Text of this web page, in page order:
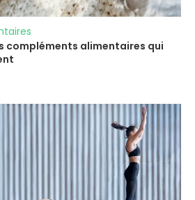
compléments alimentaires qui